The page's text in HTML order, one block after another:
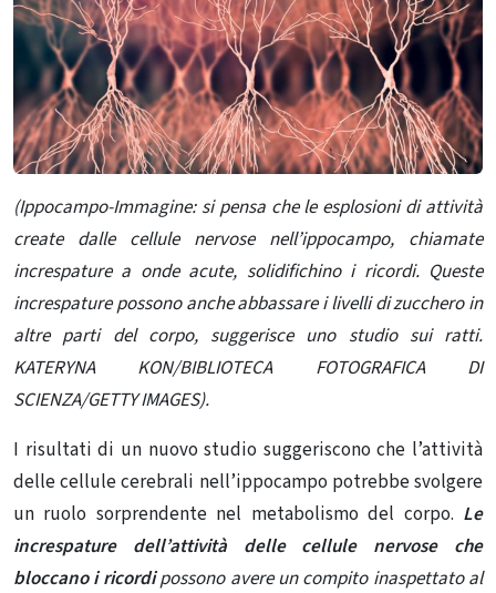
(Ippocampo-Immagine: si pensa che le esplosioni di attività
create dalle cellule nervose nell’ippocampo, chiamate
increspature a onde acute, solidifichino i ricordi. Queste
increspature possono anche abbassare i livelli di zucchero in
altre parti del corpo, suggerisce uno studio sui ratti.
KATERYNA KON/BIBLIOTECA FOTOGRAFICA DI
SCIENZA/GETTY IMAGES).
I risultati di un nuovo studio suggeriscono che l’attività
delle cellule cerebrali nell’ippocampo potrebbe svolgere
un ruolo sorprendente nel metabolismo del corpo. Le
increspature dell’attività delle cellule nervose che
bloccano i ricordi possono avere un compito inaspettato al